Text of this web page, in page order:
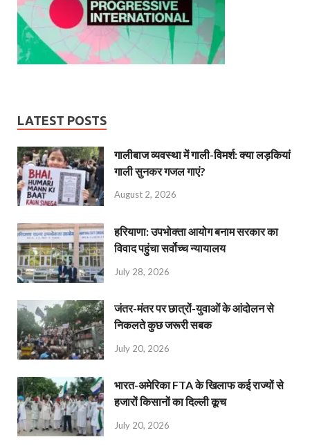
LATEST POSTS
गालीबाज व्‍यवस्‍था में गाली-विमर्श: क्या लड़कियां
गाली सुनकर गजल गाएं?
August 2, 2026
हरियाणा: उपभोक्ता आयोग बनाम सरकार का
विवाद पहुंचा सर्वोच्च न्यायालय
July 28, 2026
जंतर-मंतर पर छात्रों-युवाओं के आंदोलन से
निकलते कुछ जरूरी सबक
July 20, 2026
भारत-अमेरिका FTA के खिलाफ कई राज्यों से
हजारों किसानों का दिल्ली कूच
July 20, 2026